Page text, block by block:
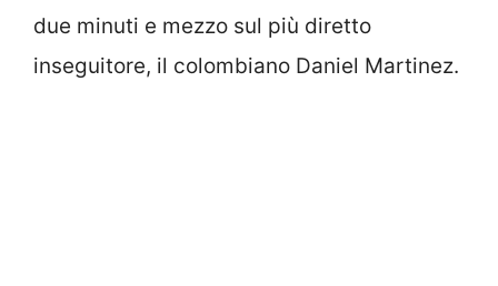
due minuti e mezzo sul più diretto
inseguitore, il colombiano Daniel Martinez.